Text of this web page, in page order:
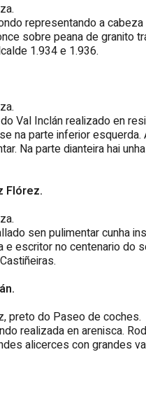
representando a
sobre peana de granito
1.934 e 1.936.
Val Inclán realizado en
na parte inferior
Na parte dianteira hai
Flórez.
sen pulimentar cunha
escritor no centenario do
preto do Paseo de coches.
realizada en arenisca.
alicerces con grandes